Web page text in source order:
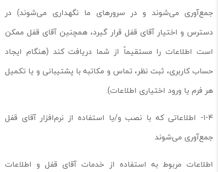
جمع‌آوری می‌شوند و در سرورهای ما نگهداری می‌شوند) در
دسترس و اختیار آقای قفل قرار گیرد، همچنین آقای قفل ممکن
است اطلاعات را مستقیماً از شما دریافت کند (هنگام ایجاد
حساب کاربری، ثبت نظر، تماس و مکاتبه با پشتیبانی و یا تکمیل
هر فرم یا ورود اختیاری اطلاعات).
۱-۴- اطلاعاتی که با نصب و/یا استفاده از نرم‌افزار آقای قفل
جمع‌آوری می‌شوند
اطلاعات مربوط به استفاده از خدمات آقای قفل و اطلاعات